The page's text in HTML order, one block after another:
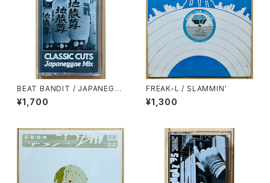
BEAT BANDIT / JAPANEGG
AE MIX(CLASSIC CUTS)
¥1,700
FREAK-L / SLAMMIN'
¥1,300